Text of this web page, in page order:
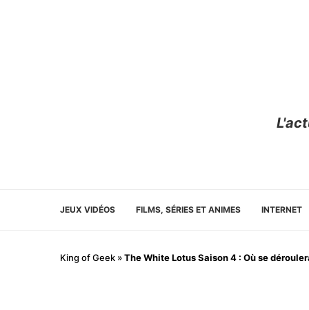
JEUX VIDÉOS FILMS, SÉRIES ET ANIMES INTERNET
King of Geek »The White Lotus Saison 4 : Où se